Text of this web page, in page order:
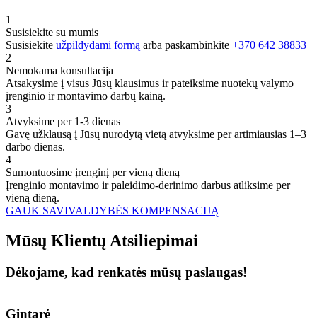
1
Susisiekite su mumis
Susisiekite užpildydami formą arba paskambinkite +370 642 38833
2
Nemokama konsultacija
Atsakysime į visus Jūsų klausimus ir pateiksime nuotekų valymo
įrenginio ir montavimo darbų kainą.
3
Atvyksime per 1-3 dienas
Gavę užklausą į Jūsų nurodytą vietą atvyksime per artimiausias 1–3
darbo dienas.
4
Sumontuosime įrenginį per vieną dieną
Įrenginio montavimo ir paleidimo-derinimo darbus atliksime per
vieną dieną.
GAUK SAVIVALDYBĖS KOMPENSACIJĄ
Mūsų Klientų Atsiliepimai
Dėkojame, kad renkatės mūsų paslaugas!
Gintarė